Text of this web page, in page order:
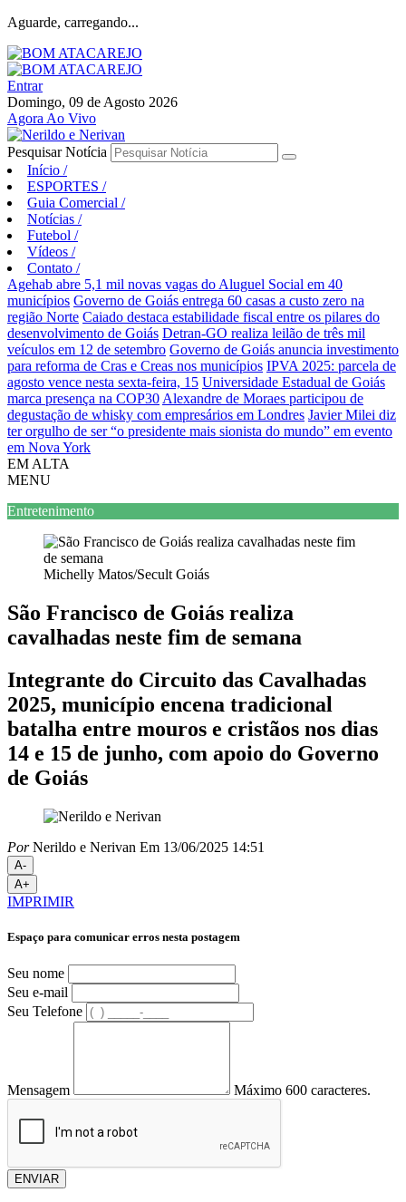
Aguarde, carregando...
Entrar
Domingo, 09 de Agosto 2026
Agora Ao Vivo
Pesquisar Notícia
Início /
ESPORTES /
Guia Comercial /
Notícias /
Futebol /
Vídeos /
Contato /
Agehab abre 5,1 mil novas vagas do Aluguel Social em 40
municípios Governo de Goiás entrega 60 casas a custo zero na
região Norte Caiado destaca estabilidade fiscal entre os pilares do
desenvolvimento de Goiás Detran-GO realiza leilão de três mil
veículos em 12 de setembro Governo de Goiás anuncia investimento
para reforma de Cras e Creas nos municípios IPVA 2025: parcela de
agosto vence nesta sexta-feira, 15 Universidade Estadual de Goiás
marca presença na COP30 Alexandre de Moraes participou de
degustação de whisky com empresários em Londres Javier Milei diz
ter orgulho de ser “o presidente mais sionista do mundo” em evento
em Nova York
EM ALTA
MENU
Entretenimento
Michelly Matos/Secult Goiás
São Francisco de Goiás realiza
cavalhadas neste fim de semana
Integrante do Circuito das Cavalhadas
2025, município encena tradicional
batalha entre mouros e cristãos nos dias
14 e 15 de junho, com apoio do Governo
de Goiás
PorNerildo e Nerivan Em 13/06/2025 14:51
A-
A+
IMPRIMIR
Espaço para comunicar erros nesta postagem
Seu nome
Seu e-mail
Seu Telefone
Mensagem Máximo 600 caracteres.
ENVIAR